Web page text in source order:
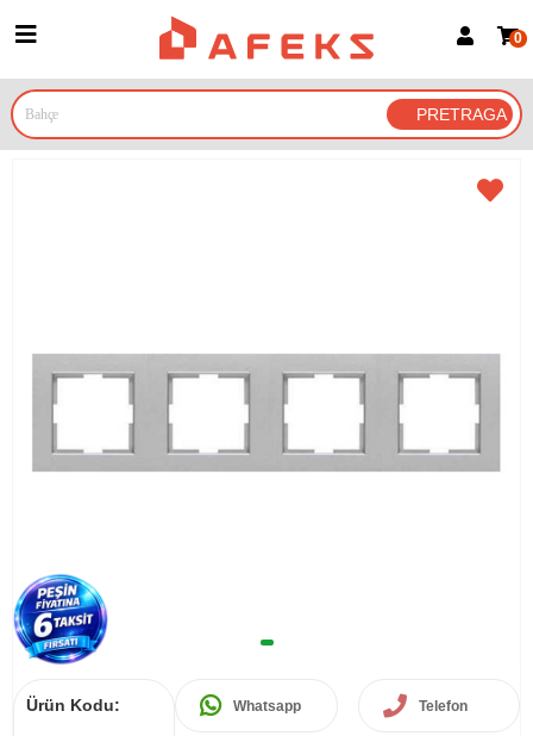
Prijava za članove
Prijavite se Google nalogom
0
Ürün Kodu: Whatsapp Telefon